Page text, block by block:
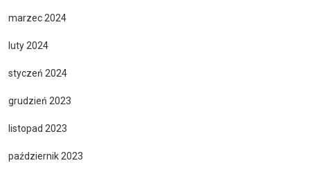
marzec 2024
luty 2024
styczeń 2024
grudzień 2023
listopad 2023
październik 2023